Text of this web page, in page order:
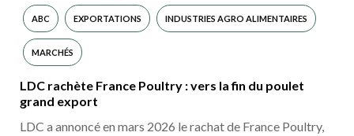
ABC EXPORTATIONS INDUSTRIES AGRO ALIMENTAIRES
MARCHÉS
LDC rachète France Poultry : vers la fin du poulet
grand export
LDC a annoncé en mars 2026 le rachat de France Poultry,